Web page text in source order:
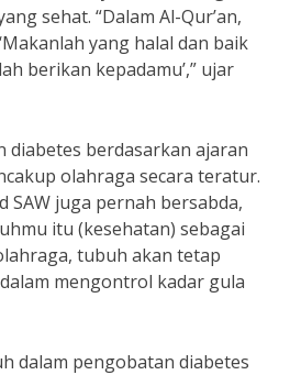
sehat. “Dalam Al-Qur’an,
yang halal dan baik
berikan kepadamu’,” ujar
diabetes berdasarkan ajaran
olahraga secara teratur.
SAW juga pernah bersabda,
itu (kesehatan) sebagai
tubuh akan tetap
mengontrol kadar gula
dalam pengobatan diabetes